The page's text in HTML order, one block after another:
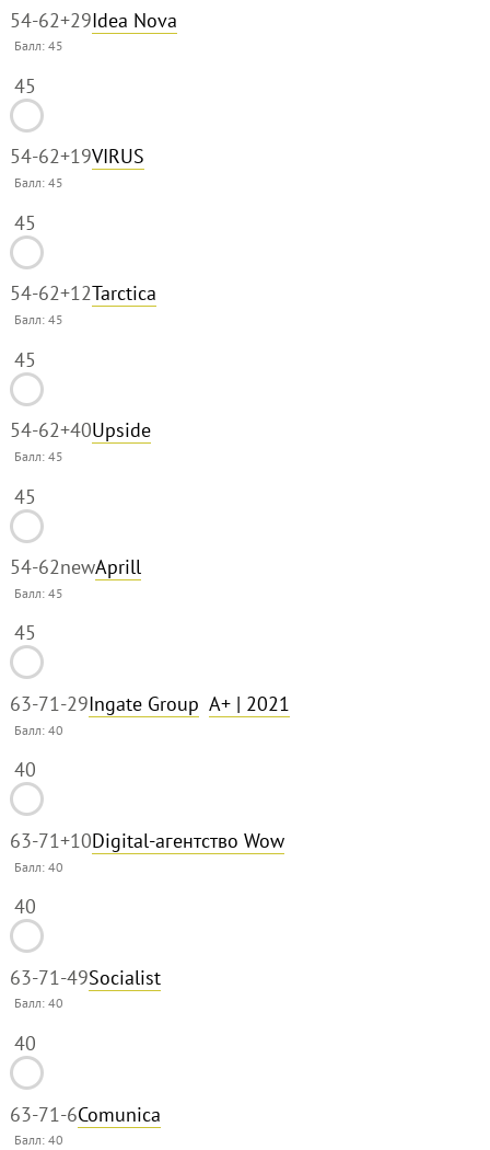
54-62+29Idea Nova
Балл:45
45
54-62+19VIRUS
Балл:45
45
54-62+12Tarctica
Балл:45
45
54-62+40Upside
Балл:45
45
54-62newAprill
Балл:45
45
63-71-29Ingate Group A+| 2021
Балл:40
40
63-71+10Digital-агентство Wow
Балл:40
40
63-71-49Socialist
Балл:40
40
63-71 -6Comunica
Балл:40